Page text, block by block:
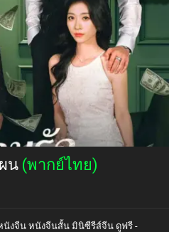
น (พากย์ไทย)
นังจีน หนังจีนสั้น มินิซีรีส์จีน ดูฟรี -